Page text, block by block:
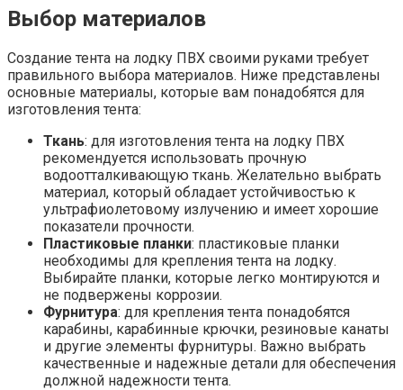
Выбор материалов
Создание тента на лодку ПВХ своими руками требует
правильного выбора материалов. Ниже представлены
основные материалы, которые вам понадобятся для
изготовления тента:
Ткань: для изготовления тента на лодку ПВХ
рекомендуется использовать прочную
водоотталкивающую ткань. Желательно выбрать
материал, который обладает устойчивостью к
ультрафиолетовому излучению и имеет хорошие
показатели прочности.
Пластиковые планки: пластиковые планки
необходимы для крепления тента на лодку.
Выбирайте планки, которые легко монтируются и
не подвержены коррозии.
Фурнитура: для крепления тента понадобятся
карабины, карабинные крючки, резиновые канаты
и другие элементы фурнитуры. Важно выбрать
качественные и надежные детали для обеспечения
должной надежности тента.